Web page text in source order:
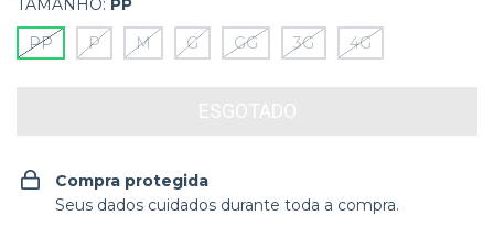
TAMANHO: PP
PP
P M G GG 3G 4G
Compra protegida
Seus dados cuidados durante toda a compra.